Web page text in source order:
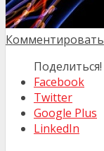
Комментировать
Поделиться!
Facebook
Twitter
Google Plus
LinkedIn